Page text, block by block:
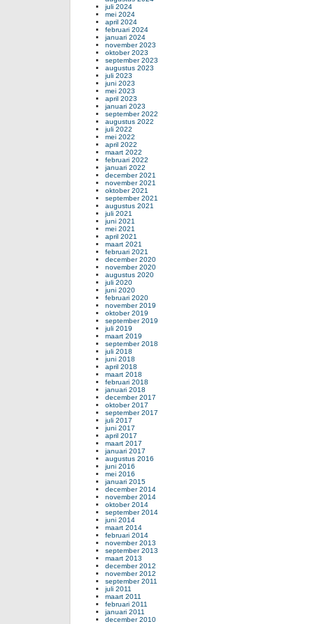
juli 2024
mei 2024
april 2024
februari 2024
januari 2024
november 2023
oktober 2023
september 2023
augustus 2023
juli 2023
juni 2023
mei 2023
april 2023
januari 2023
september 2022
augustus 2022
juli 2022
mei 2022
april 2022
maart 2022
februari 2022
januari 2022
december 2021
november 2021
oktober 2021
september 2021
augustus 2021
juli 2021
juni 2021
mei 2021
april 2021
maart 2021
februari 2021
december 2020
november 2020
augustus 2020
juli 2020
juni 2020
februari 2020
november 2019
oktober 2019
september 2019
juli 2019
maart 2019
september 2018
juli 2018
juni 2018
april 2018
maart 2018
februari 2018
januari 2018
december 2017
oktober 2017
september 2017
juli 2017
juni 2017
april 2017
maart 2017
januari 2017
augustus 2016
juni 2016
mei 2016
januari 2015
december 2014
november 2014
oktober 2014
september 2014
juni 2014
maart 2014
februari 2014
november 2013
september 2013
maart 2013
december 2012
november 2012
september 2011
juli 2011
maart 2011
februari 2011
januari 2011
december 2010